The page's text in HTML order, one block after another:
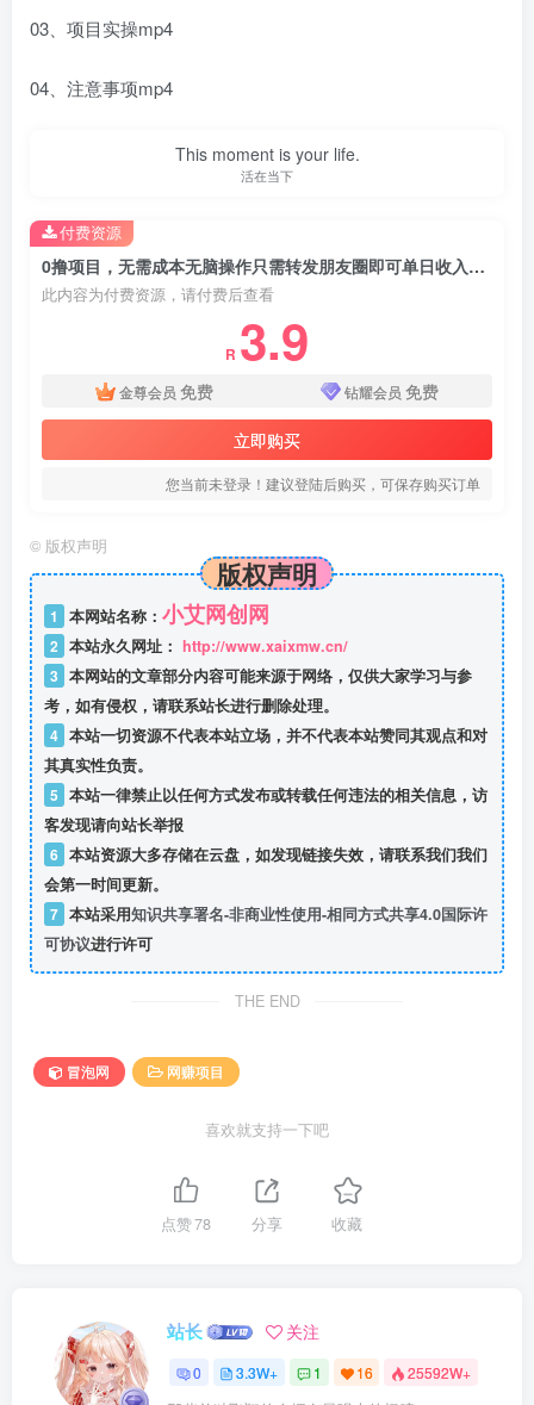
03、项目实操mp4
04、注意事项mp4
This moment is your life.
活在当下
0撸项目，无需成本无脑操作只需转发朋友圈即可单日收入500+【揭秘】
此内容为付费资源，请付费后查看
R 3.9
金尊会员 免费 钻耀会员 免费
立即购买
您当前未登录！建议登陆后购买，可保存购买订单
付费资源
© 版权声明
版权声明
1 本网站名称： 小艾网创网
2 本站永久网址： http://www.xaixmw.cn/
3 本网站的文章部分内容可能来源于网络，仅供大家学习与参
考，如有侵权，请联系站长进行删除处理。
4 本站一切资源不代表本站立场，并不代表本站赞同其观点和对
其真实性负责。
5 本站一律禁止以任何方式发布或转载任何违法的相关信息，访
客发现请向站长举报
6 本站资源大多存储在云盘，如发现链接失效，请联系我们我们
会第一时间更新。
7 本站采用知识共享署名-非商业性使用-相同方式共享4.0国际许
可协议进行许可
THE END
冒泡网 网赚项目
喜欢就支持一下吧
点赞78 分享 收藏
站长 关注
0 3.3W+ 1 16 25592W+